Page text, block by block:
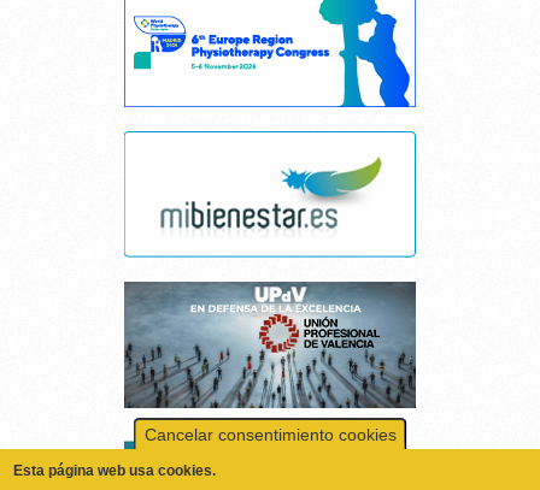
Cancelar consentimiento cookies
Esta página web usa cookies.
Las cookies de este sitio web se usan para personalizar el contenido y los